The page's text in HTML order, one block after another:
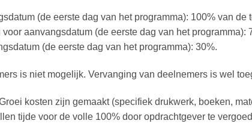
(de eerste dag van het programma): 100% van de
aanvangsdatum (de eerste dag van het programma):
(de eerste dag van het programma): 30%.
is niet mogelijk. Vervanging van deelnemers is wel
kosten zijn gemaakt (specifiek drukwerk, boeken,
tijde voor de volle 100% door opdrachtgever te